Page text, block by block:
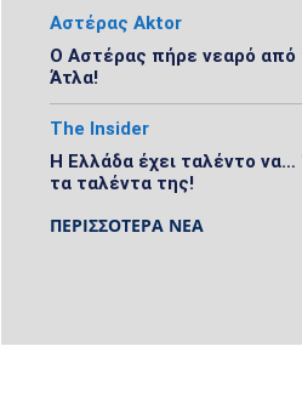
Αστέρας Aktor
Ο Αστέρας πήρε νεαρό από
Άτλα!
The Insider
Η Ελλάδα έχει ταλέντο να…
τα ταλέντα της!
ΠΕΡΙΣΣΟΤΕΡΑ ΝΕΑ